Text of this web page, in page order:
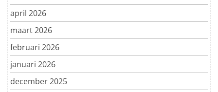
april 2026
maart 2026
februari 2026
januari 2026
december 2025